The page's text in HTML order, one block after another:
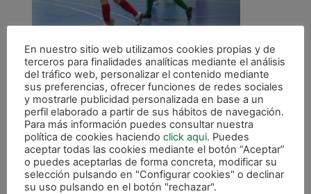
ANTERIOR
Irurtzun acoge un bonito test entre el Senior Femenino y Navarra Sub16
CALENDARIO DE LIGA
En nuestro sitio web utilizamos cookies propias y de
terceros para finalidades analíticas mediante el análisis
del tráfico web, personalizar el contenido mediante
sus preferencias, ofrecer funciones de redes sociales
y mostrarle publicidad personalizada en base a un
perfil elaborado a partir de sus hábitos de navegación.
Para más información puedes consultar nuestra
política de cookies haciendo click aqui. Puedes
aceptar todas las cookies mediante el botón “Aceptar”
o puedes aceptarlas de forma concreta, modificar su
selección pulsando en "Configurar cookies" o declinar
su uso pulsando en el botón "rechazar".